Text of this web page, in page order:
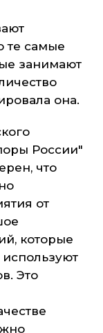
те самые
занимают
она.
России"
что
от
которые
Это